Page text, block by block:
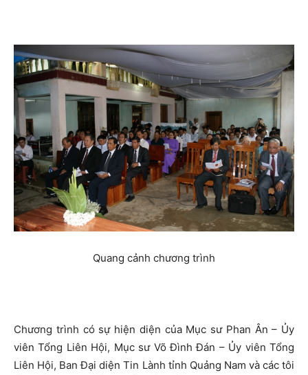
Quang cảnh chương trình
Chương trình có sự hiện diện của Mục sư Phan Ân – Ủy
viên Tổng Liên Hội, Mục sư Võ Đình Đán – Ủy viên Tổng
Liên Hội, Ban Đại diện Tin Lành tỉnh Quảng Nam và các tôi